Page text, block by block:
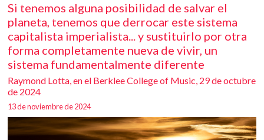
Si tenemos alguna posibilidad de salvar el
planeta, tenemos que derrocar este sistema
capitalista imperialista... y sustituirlo por otra
forma completamente nueva de vivir, un
sistema fundamentalmente diferente
Raymond Lotta, en el Berklee College of Music, 29 de octubre
de 2024
13 de noviembre de 2024